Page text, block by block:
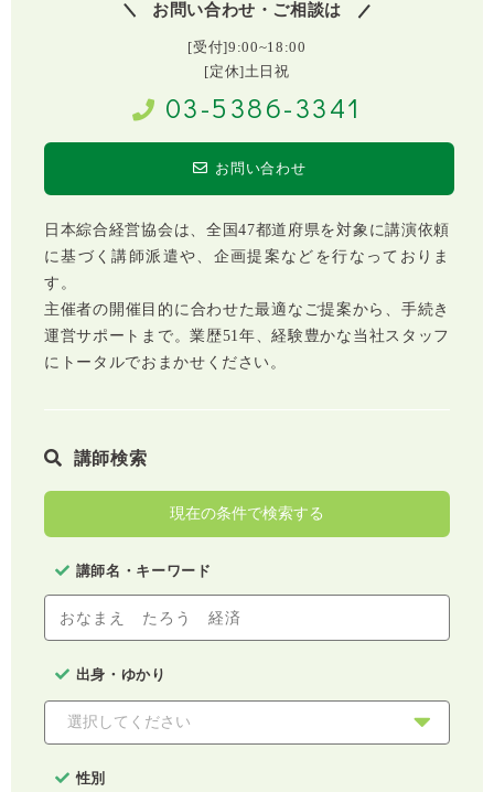
お問い合わせ・ご相談は
[受付]9:00~18:00
[定休]土日祝
03-5386-3341
お問い合わせ
日本綜合経営協会は、全国47都道府県を対象に講演依頼
に基づく講師派遣や、企画提案などを行なっておりま
す。
主催者の開催目的に合わせた最適なご提案から、手続き
運営サポートまで。業歴51年、経験豊かな当社スタッフ
にトータルでおまかせください。
講師検索
現在の条件で検索する
講師名・キーワード
出身・ゆかり
性別